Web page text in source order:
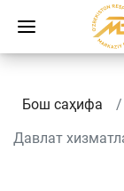
Бош саҳифа
Давлат